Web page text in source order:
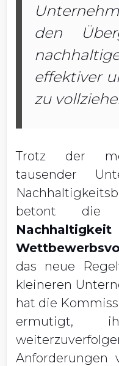
den
effektiver
zu
Trotz der
tausender
betont die
das neue
kleineren
hat die
ermutigt,
Anforderungen